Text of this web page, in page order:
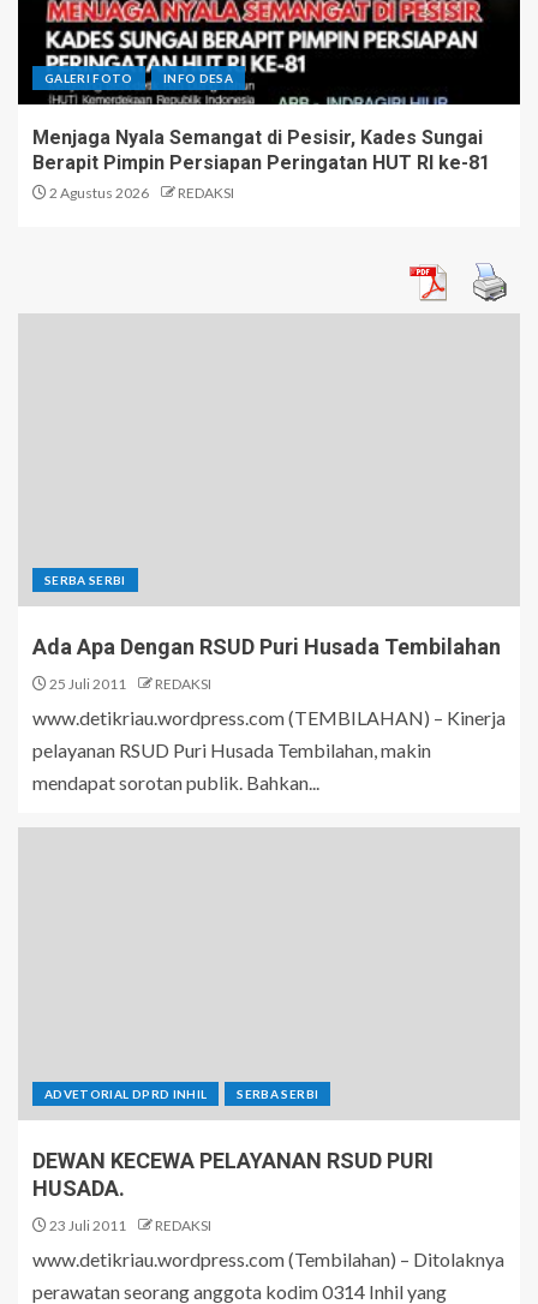
GALERI FOTO INFO DESA
Menjaga Nyala Semangat di Pesisir, Kades Sungai
Berapit Pimpin Persiapan Peringatan HUT RI ke-81
2 Agustus 2026 REDAKSI
SERBA SERBI
Ada Apa Dengan RSUD Puri Husada Tembilahan
25 Juli 2011 REDAKSI
www.detikriau.wordpress.com (TEMBILAHAN) – Kinerja
pelayanan RSUD Puri Husada Tembilahan, makin
mendapat sorotan publik. Bahkan...
ADVETORIAL DPRD INHIL SERBA SERBI
DEWAN KECEWA PELAYANAN RSUD PURI
HUSADA.
23 Juli 2011 REDAKSI
www.detikriau.wordpress.com (Tembilahan) – Ditolaknya
perawatan seorang anggota kodim 0314 Inhil yang